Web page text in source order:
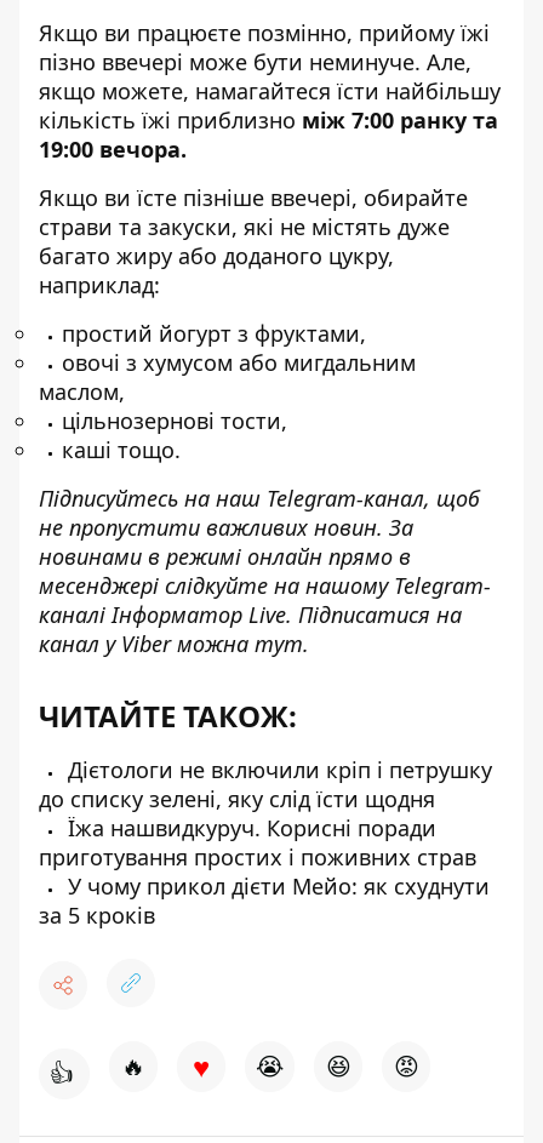
Якщо ви працюєте позмінно, прийому їжі
пізно ввечері може бути неминуче. Але,
якщо можете, намагайтеся їсти найбільшу
кількість їжі приблизно між 7:00 ранку та
19:00 вечора.
Якщо ви їсте пізніше ввечері, обирайте
страви та закуски, які не містять дуже
багато жиру або доданого цукру,
наприклад:
простий йогурт з фруктами,
овочі з хумусом або мигдальним
маслом,
цільнозернові тости,
каші тощо.
Підписуйтесь на наш Telegram-канал, щоб
не пропустити важливих новин. За
новинами в режимі онлайн прямо в
месенджері слідкуйте на нашому Telegram-
каналіІнформатор Live. Підписатися на
канал у Viber можна тут.
ЧИТАЙТЕ ТАКОЖ:
Дієтологи не включили кріп і петрушку
до списку зелені, яку слід їсти щодня
Їжа нашвидкуруч. Корисні поради
приготування простих і поживних страв
У чому прикол дієти Мейо: як схуднути
за 5 кроків
👍 🔥 ♥ 😭 😆 😡